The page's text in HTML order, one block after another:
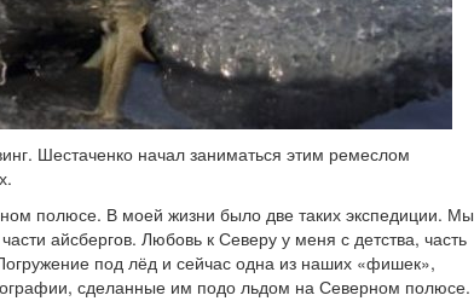
Шестаченко начал заниматься этим ремеслом
полюсе. В моей жизни было две таких экспедиции. Мы
айсбергов. Любовь к Северу у меня с детства, часть
под лёд и сейчас одна из наших «фишек»,
сделанные им подо льдом на Северном полюсе.